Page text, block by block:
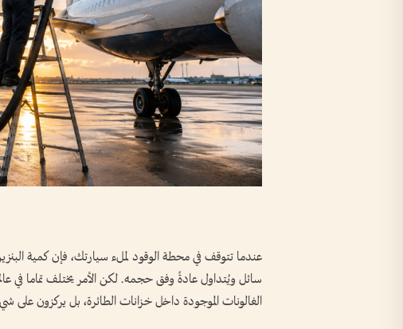
عندما تتوقف في محطة الوقود لملء سيارتك، فإن كمية
سائل ويُتداول عادةً وفق حجمه. لكن الأمر يختلف تماما في
الغالونات الموجودة داخل خزانات الطائرة، بل يركزون على